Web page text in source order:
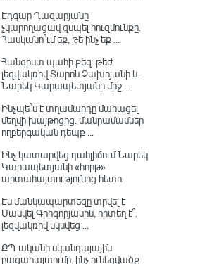
Էդգար Ղազարյանը
չկարողացավ զսպել հուզմունքը.
Հասկանո՞ւմ եք, թե ինչ եք ...
Հանգիստ պահի քեզ. թեժ
լեզվակռիվ Տարոն Չախոյանի և
Նարեկ Կարապետյանի միջ ...
Ինչպե՞ս է տղամարդը մահացել
մեղվի խայթոցից. մանրամասներ
ողբերգական դեպք ...
Ինչ կատարվեց դահլիճում Նարեկ
Կարապետյանի «հորթ»
արտահայտությունից հետո
Էս մանկապարտեզը տրվել է
Մանվել Գրիգորյանին, որտեղ է՞․
լեզվակռիվ սկսվեց ...
ՔՊ-ականի սկանդալային
բացահայտումը․ ինչ ունեցվածք